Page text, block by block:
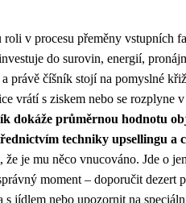
v procesu přeměny vstupních
do surovin, energií,
právě číšník stojí na pomyslné
vrátí s ziskem nebo se rozplyne
dokáže průměrnou hodnotu
techniky upsellingu a
že je mu něco vnucováno. Jde o
moment – doporučit dezert
jídlem nebo upozornit na